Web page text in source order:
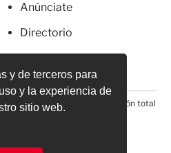
y de terceros para
y la experiencia de
sitio web.
Anúnciate
Directorio
Prohibida la reproducción total
medio electrónico*